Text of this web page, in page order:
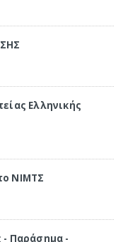
Ελληνικής
ΝΙΜΤΣ
- Παράσημα -